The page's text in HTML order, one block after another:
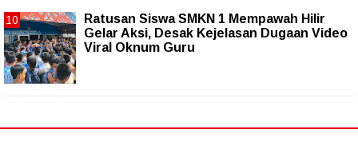
Ratusan Siswa SMKN 1 Mempawah Hilir
Gelar Aksi, Desak Kejelasan Dugaan Video
Viral Oknum Guru